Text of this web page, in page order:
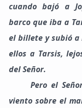
cuando bajó a
barco que iba a
el billete y subió
ellos a Tarsis,
del Señor.
viento sobre el